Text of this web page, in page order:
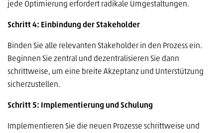
jede Optimierung erfordert radikale Umgestaltungen.
Schritt 4: Einbindung der Stakeholder
Binden Sie alle relevanten Stakeholder in den Prozess ein.
Beginnen Sie zentral und dezentralisieren Sie dann
schrittweise, um eine breite Akzeptanz und Unterstützung
sicherzustellen.
Schritt 5: Implementierung und Schulung
Implementieren Sie die neuen Prozesse schrittweise und